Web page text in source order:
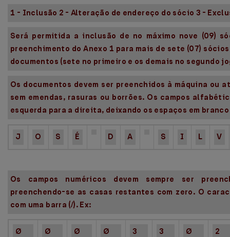
1 - Inclusão 2 - Alteração de endereço do sócio 3 -
Será permitida a inclusão de no máximo nove (09)
preenchimento do Anexo 1 para mais de sete (07)
documentos (sete no primeiro e os demais no segundo
Os documentos devem ser preenchidos à máquina ou
sem emendas, rasuras ou borrões. Os campos
esquerda para a direita, deixando os espaços em
J O S É D A S I L V
Os campos numéricos devem sempre ser
preenchendo-se as casas restantes com zero. O
com uma barra (/). Ex:
Ø Ø Ø Ø 3 3 Ø 2